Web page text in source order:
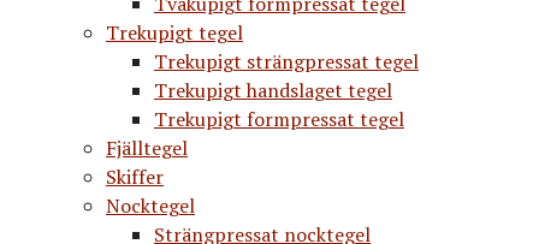
Trekupigt tegel
Trekupigt strängpressat tegel
Trekupigt handslaget tegel
Trekupigt formpressat tegel
Fjälltegel
Skiffer
Nocktegel
Strängpressat nocktegel